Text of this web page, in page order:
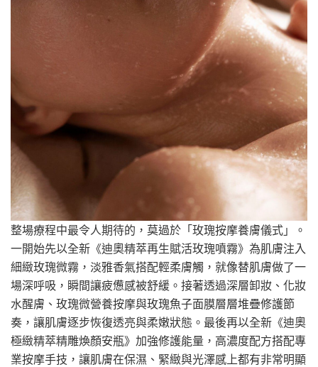
整場療程中最令人期待的，莫過於「玫瑰按摩養膚儀式」。
一開始先以全新《迪奧精萃再生賦活玫瑰噴霧》為肌膚注入
細緻玫瑰微霧，淡雅香氣搭配輕柔膚觸，就像替肌膚做了一
場深呼吸，瞬間讓疲憊感被舒緩。接著透過深層卸妝、化妝
水醒膚、玫瑰微營養按摩與玫瑰魚子面膜層層堆疊修護節
奏，讓肌膚逐步恢復透亮與柔嫩狀態。最後再以全新《迪奧
極緻精萃精雕煥顏安瓶》加強修護能量，高濃度配方搭配專
業按摩手技，讓肌膚在保濕、緊緻與光澤感上都有非常明顯